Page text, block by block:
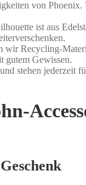
von
ist aus
Recycling-
gutem Gewissen.
stehen jederzeit